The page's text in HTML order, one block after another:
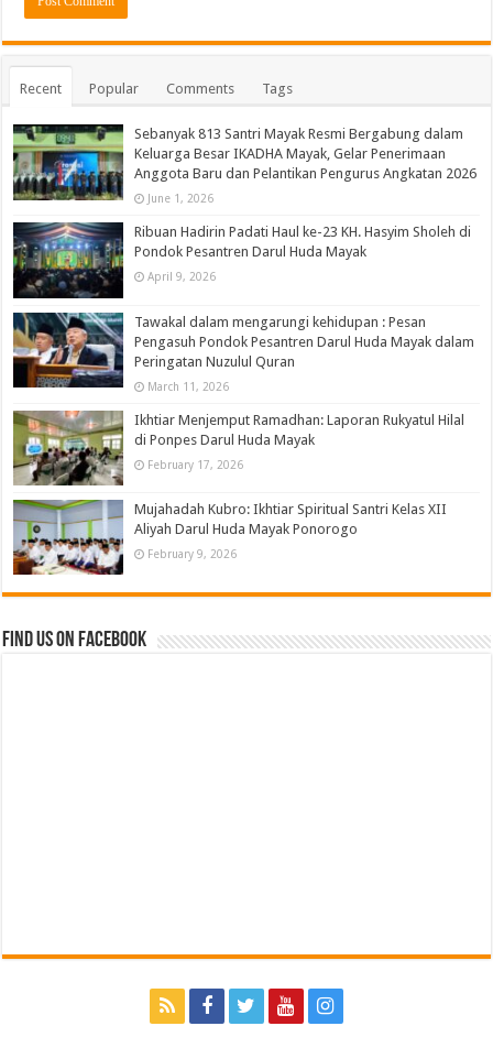
Recent Popular Comments Tags
Sebanyak 813 Santri Mayak Resmi Bergabung dalam
Keluarga Besar IKADHA Mayak, Gelar Penerimaan
Anggota Baru dan Pelantikan Pengurus Angkatan 2026
June 1, 2026
Ribuan Hadirin Padati Haul ke-23 KH. Hasyim Sholeh di
Pondok Pesantren Darul Huda Mayak
April 9, 2026
Tawakal dalam mengarungi kehidupan : Pesan
Pengasuh Pondok Pesantren Darul Huda Mayak dalam
Peringatan Nuzulul Quran
March 11, 2026
Ikhtiar Menjemput Ramadhan: Laporan Rukyatul Hilal
di Ponpes Darul Huda Mayak
February 17, 2026
Mujahadah Kubro: Ikhtiar Spiritual Santri Kelas XII
Aliyah Darul Huda Mayak Ponorogo
February 9, 2026
Find us on Facebook